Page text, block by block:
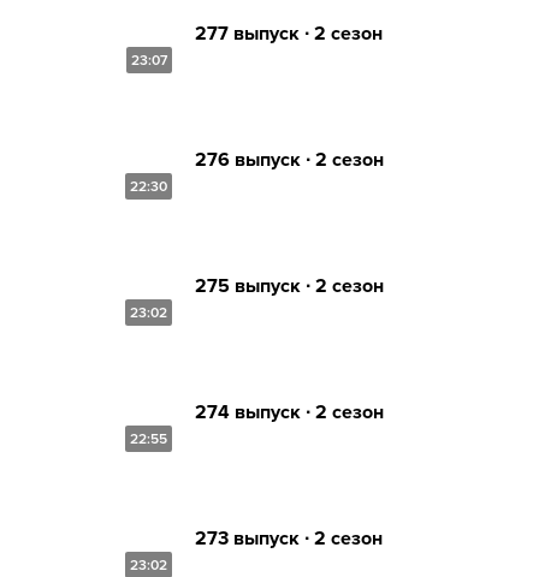
23:07
277 выпуск ∙ 2 сезон
22:30
276 выпуск ∙ 2 сезон
23:02
275 выпуск ∙ 2 сезон
22:55
274 выпуск ∙ 2 сезон
23:02
273 выпуск ∙ 2 сезон